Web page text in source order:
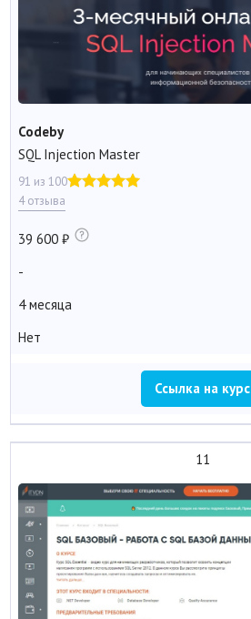
Codeby
SQL Injection Master
91 из 100
4 отзыва
39 600
-
4 месяца
Нет
Ссылка на курс
11